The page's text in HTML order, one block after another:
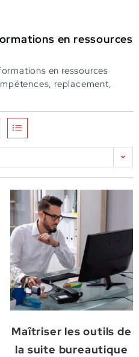
en ressources
en ressources
replacement,
Maîtriser les outils de
la suite bureautique